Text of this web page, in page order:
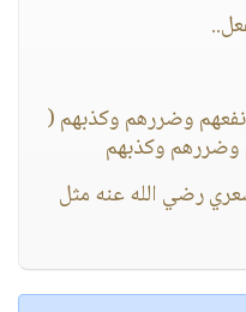
وضررهم وكذبهم (
وكذبهم
رضي الله عنه مثل